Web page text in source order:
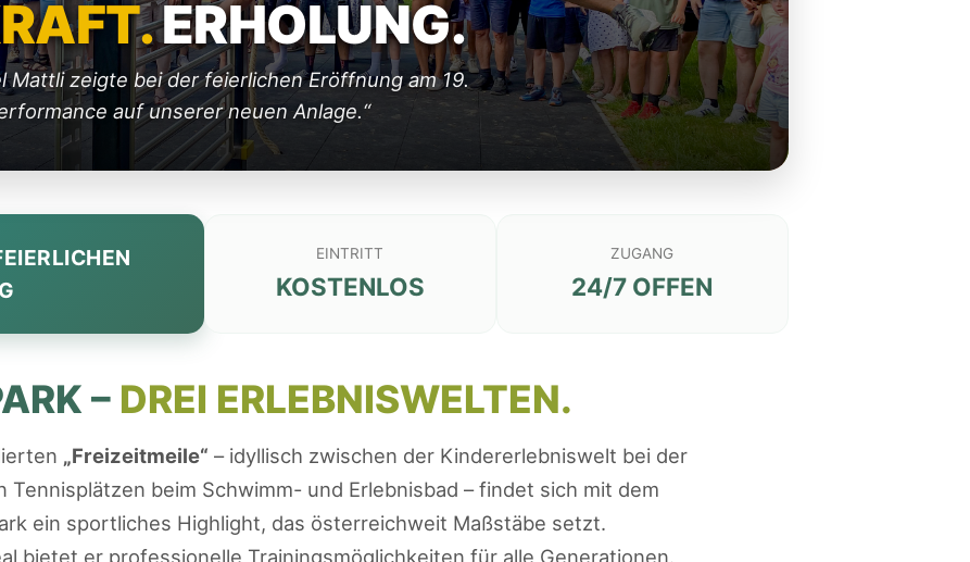
ERHOLUNG.
Mattli zeigte bei der feierlichen Eröffnung am 19.
auf unserer neuen Anlage.“
EINTRITT
KOSTENLOS
ZUGANG
24/7 OFFEN
– DREI ERLEBNISWELTEN.
„Freizeitmeile“ – idyllisch zwischen der Kindererlebniswelt bei der
Tennisplätzen beim Schwimm- und Erlebnisbad – findet sich mit dem
ein sportliches Highlight, das österreichweit Maßstäbe setzt.
bietet er professionelle Trainingsmöglichkeiten für alle Generationen.